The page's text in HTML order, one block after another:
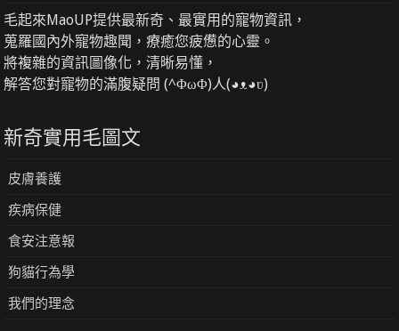
毛起來MaoUP提供最新奇、最實用的寵物資訊，
蒐羅國內外寵物趣聞，療癒您疲憊的心靈。
將複雜的資訊圖像化，清晰易懂，
解答您對寵物的滿腹疑問 (^ΦωΦ)人(◕ᴥ◕ʋ)
新奇實用毛圖文
皮膚養護
疾病保健
食安注意報
狗貓行為學
我們的理念